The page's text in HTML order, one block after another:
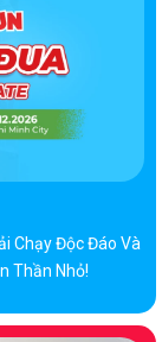
Chạy Độc Đáo Và
Thần Nhỏ!